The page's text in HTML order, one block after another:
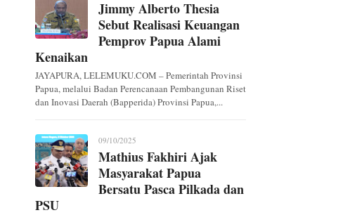
Jimmy Alberto Thesia
Sebut Realisasi Keuangan
Pemprov Papua Alami
Kenaikan
JAYAPURA, LELEMUKU.COM – Pemerintah Provinsi
Papua, melalui Badan Perencanaan Pembangunan Riset
dan Inovasi Daerah (Bapperida) Provinsi Papua,...
09/10/2025
Mathius Fakhiri Ajak
Masyarakat Papua
Bersatu Pasca Pilkada dan
PSU